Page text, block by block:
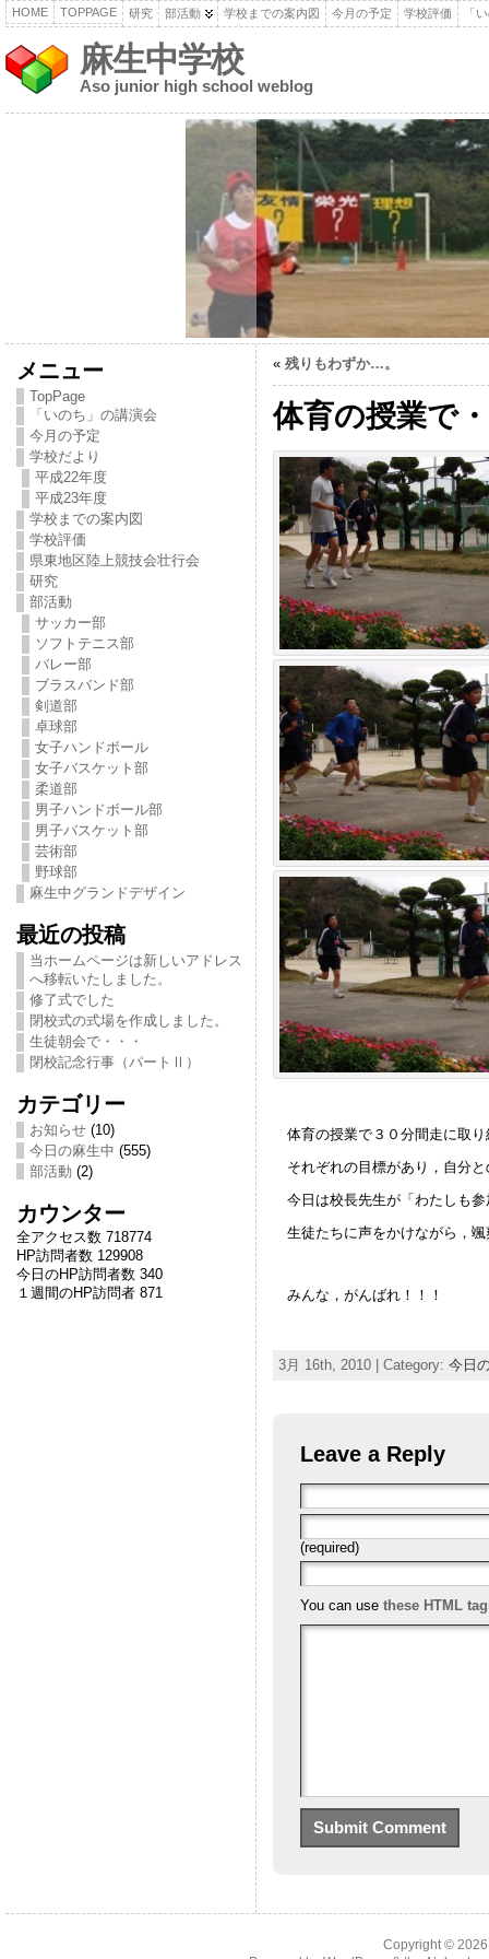
HOME TOPPAGE 研究 部活動 学校までの案内図 今月の予定 学校評価 「
麻生中学校
Aso junior high school weblog
メニュー
TopPage
「いのち」の講演会
今月の予定
学校だより
平成22年度
平成23年度
学校までの案内図
学校評価
県東地区陸上競技会壮行会
研究
部活動
サッカー部
ソフトテニス部
バレー部
ブラスバンド部
剣道部
卓球部
女子ハンドボール
女子バスケット部
柔道部
男子ハンドボール部
男子バスケット部
芸術部
野球部
麻生中グランドデザイン
最近の投稿
当ホームページは新しいアドレス
へ移転いたしました。
修了式でした
閉校式の式場を作成しました。
生徒朝会で・・・
閉校記念行事（パートⅡ）
カテゴリー
お知らせ(10)
今日の麻生中 (555)
部活動 (2)
カウンター
全アクセス数 718774
HP訪問者数 129908
今日のHP訪問者数 340
１週間のHP訪問者 871
« 残りもわずか…。
体育の授業で
体育の授業で３０分間走に取り
それぞれの目標があり，自分と
今日は校長先生が「わたしも
生徒たちに声をかけながら，
みんな，がんばれ！！！
3月 16th, 2010 | Category: 今日
Leave a Reply
(required)
You can use these HTML
Copyright ©